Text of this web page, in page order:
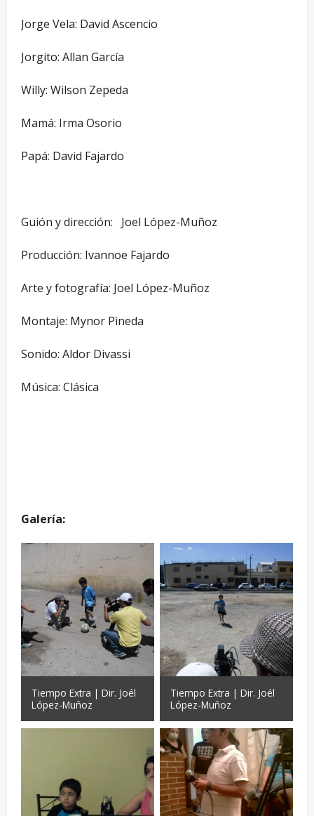
Jorge Vela: David Ascencio
Jorgito: Allan García
Willy: Wilson Zepeda
Mamá: Irma Osorio
Papá: David Fajardo
Guión y dirección: Joel López-Muñoz
Producción: Ivannoe Fajardo
Arte y fotografía: Joel López-Muñoz
Montaje: Mynor Pineda
Sonido: Aldor Divassi
Música: Clásica
Galería:
Tiempo Extra | Dir. Joél
López-Muñoz
Tiempo Extra | Dir. Joél
López-Muñoz